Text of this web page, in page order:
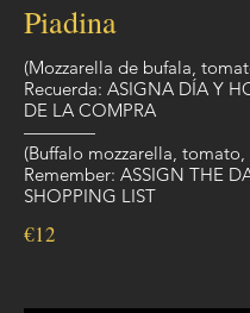
Piadina
(Mozzarella de bufala,
Recuerda: ASIGNA DÍA Y
DE LA COMPRA
————
(Buffalo mozzarella,
Remember: ASSIGN THE
SHOPPING LIST
€12